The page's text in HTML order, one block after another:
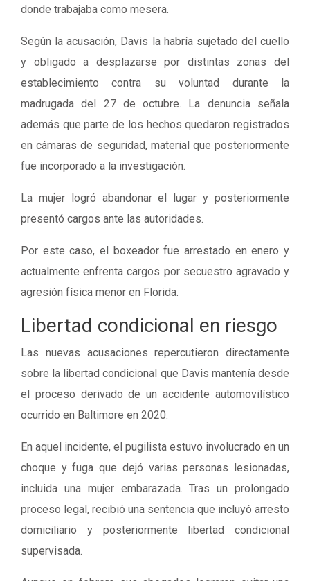
donde trabajaba como mesera.
Según la acusación, Davis la habría sujetado del cuello
y obligado a desplazarse por distintas zonas del
establecimiento contra su voluntad durante la
madrugada del 27 de octubre. La denuncia señala
además que parte de los hechos quedaron registrados
en cámaras de seguridad, material que posteriormente
fue incorporado a la investigación.
La mujer logró abandonar el lugar y posteriormente
presentó cargos ante las autoridades.
Por este caso, el boxeador fue arrestado en enero y
actualmente enfrenta cargos por secuestro agravado y
agresión física menor en Florida.
Libertad condicional en riesgo
Las nuevas acusaciones repercutieron directamente
sobre la libertad condicional que Davis mantenía desde
el proceso derivado de un accidente automovilístico
ocurrido en Baltimore en 2020.
En aquel incidente, el pugilista estuvo involucrado en un
choque y fuga que dejó varias personas lesionadas,
incluida una mujer embarazada. Tras un prolongado
proceso legal, recibió una sentencia que incluyó arresto
domiciliario y posteriormente libertad condicional
supervisada.